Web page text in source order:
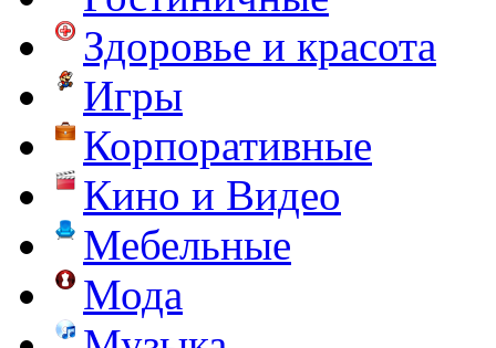
Здоровье и красота
Игры
Корпоративные
Кино и Видео
Мебельные
Мода